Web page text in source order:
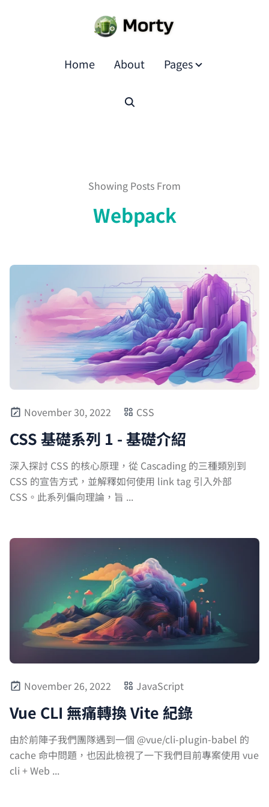
Home About Pages
Showing Posts From
Webpack
November 30, 2022 CSS
CSS 基礎系列 1 - 基礎介紹
深入探討 CSS 的核心原理，從 Cascading 的三種類別到
CSS 的宣告方式，並解釋如何使用 link tag 引入外部
CSS。此系列偏向理論，旨 ...
November 26, 2022 JavaScript
Vue CLI 無痛轉換 Vite 紀錄
由於前陣子我們團隊遇到一個 @vue/cli-plugin-babel 的
cache 命中問題，也因此檢視了一下我們目前專案使用 vue
cli + Web ...